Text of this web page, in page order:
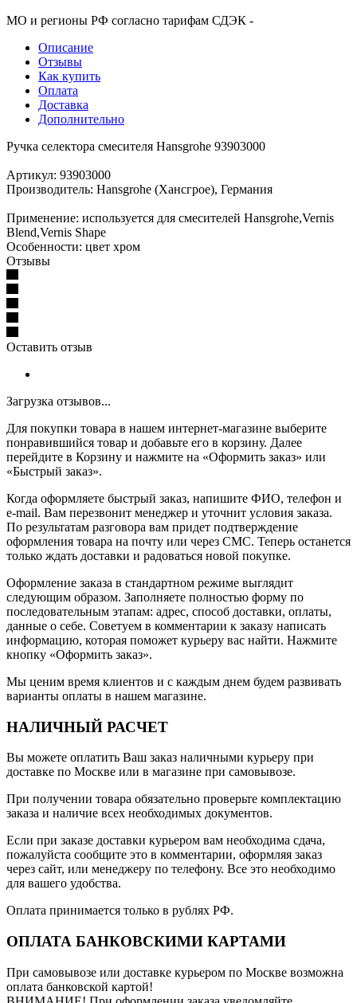
МО и регионы РФ согласно тарифам СДЭК -
Описание
Отзывы
Как купить
Оплата
Доставка
Дополнительно
Ручка селектора смесителя Hansgrohe 93903000
Артикул: 93903000
Производитель: Hansgrohe (Хансгрое), Германия
Применение: используется для смесителей Hansgrohe,Vernis
Blend,Vernis Shape
Особенности: цвет хром
Отзывы
Оставить отзыв
Загрузка отзывов...
Для покупки товара в нашем интернет-магазине выберите
понравившийся товар и добавьте его в корзину. Далее
перейдите в Корзину и нажмите на «Оформить заказ» или
«Быстрый заказ».
Когда оформляете быстрый заказ, напишите ФИО, телефон и
e-mail. Вам перезвонит менеджер и уточнит условия заказа.
По результатам разговора вам придет подтверждение
оформления товара на почту или через СМС. Теперь останется
только ждать доставки и радоваться новой покупке.
Оформление заказа в стандартном режиме выглядит
следующим образом. Заполняете полностью форму по
последовательным этапам: адрес, способ доставки, оплаты,
данные о себе. Советуем в комментарии к заказу написать
информацию, которая поможет курьеру вас найти. Нажмите
кнопку «Оформить заказ».
Мы ценим время клиентов и с каждым днем будем развивать
варианты оплаты в нашем магазине.
НАЛИЧНЫЙ РАСЧЕТ
Вы можете оплатить Ваш заказ наличными курьеру при
доставке по Москве или в магазине при самовывозе.
При получении товара обязательно проверьте комплектацию
заказа и наличие всех необходимых документов.
Если при заказе доставки курьером вам необходима сдача,
пожалуйста сообщите это в комментарии, оформляя заказ
через сайт, или менеджеру по телефону. Все это необходимо
для вашего удобства.
Оплата принимается только в рублях РФ.
ОПЛАТА БАНКОВСКИМИ КАРТАМИ
При самовывозе или доставке курьером по Москве возможна
оплата банковской картой!